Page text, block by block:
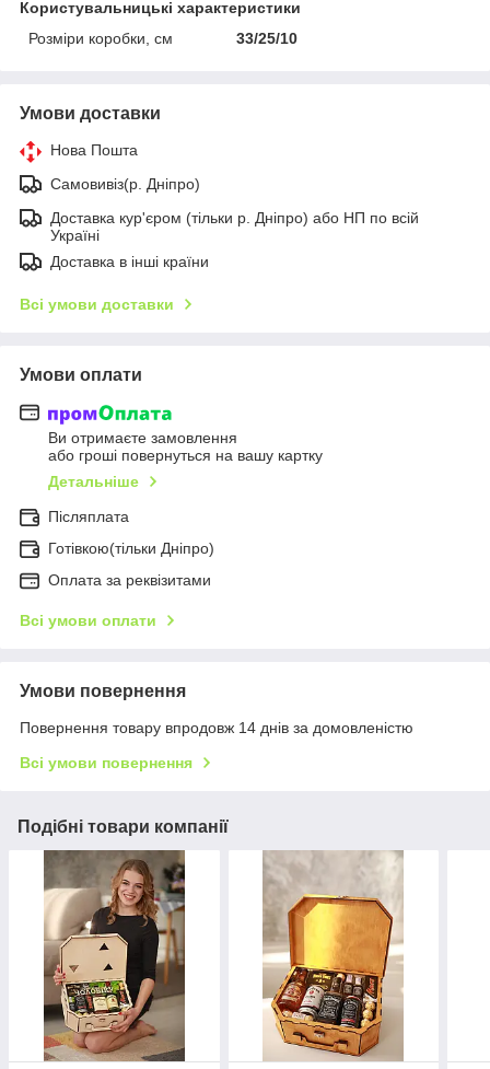
Користувальницькі характеристики
Розміри коробки, см
33/25/10
Умови доставки
Нова Пошта
Самовивіз(р. Дніпро)
Доставка кур'єром (тільки р. Дніпро) або НП по всій
Україні
Доставка в інші країни
Всі умови доставки
Умови оплати
Ви отримаєте замовлення
або гроші повернуться на вашу картку
Детальніше
Післяплата
Готівкою(тільки Дніпро)
Оплата за реквізитами
Всі умови оплати
Умови повернення
Повернення товару впродовж 14 днів за домовленістю
Всі умови повернення
Подібні товари компанії